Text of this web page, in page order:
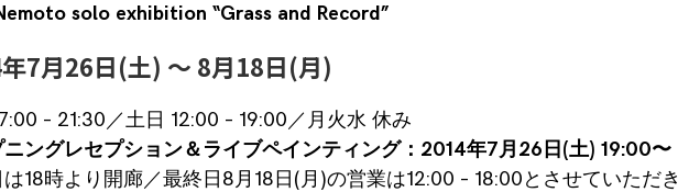
solo exhibition “Grass and Record”
7月26日(土) 〜 8月18日(月)
– 21:30／土日 12:00 – 19:00／月火水 休み
ニングレセプション＆ライブペインティング：2014年7月26日(土) 19:00〜
18時より開廊／最終日8月18日(月)の営業は12:00 – 18:00とさせていただき